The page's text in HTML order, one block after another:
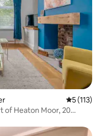
Rating
5 (113)
of Heaton Moor, 20